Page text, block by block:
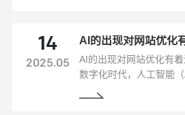
14
2025.05
AI的出现对网站优化
AI的出现对网站优化有
数字化时代，人工智能